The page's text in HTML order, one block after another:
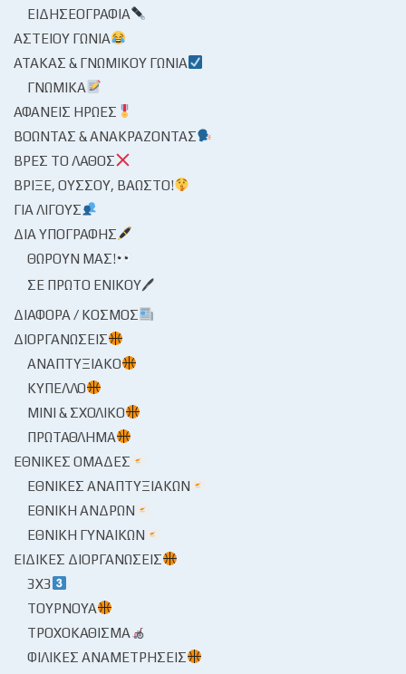
ΕΙΔΗΣΕΟΓΡΑΦΊΑ
ΑΣΤΕΊΟΥ ΓΩΝΊΑ
ΑΤΆΚΑΣ & ΓΝΩΜΙΚΟΎ ΓΩΝΊΑ
ΓΝΩΜΙΚΆ
ΑΦΑΝΕΊΣ ΉΡΩΕΣ
ΒΟΏΝΤΑΣ & ΑΝΑΚΡΆΖΟΝΤΑΣ
ΒΡΕΣ ΤΟ ΛΆΘΟΣ
ΒΡΊΞΕ, ΟΎΣΣΟΥ, ΒΆΩΣΤΟ!
ΓΙΑ ΛΊΓΟΥΣ
ΔΙΑ ΥΠΟΓΡΑΦΉΣ
ΘΩΡΟΎΝ ΜΑΣ!
ΣΕ ΠΡΏΤΟ ΕΝΙΚΟΎ🖊
ΔΙΆΦΟΡΑ / ΚΌΣΜΟΣ
ΔΙΟΡΓΑΝΏΣΕΙΣ
ΑΝΑΠΤΥΞΙΑΚΌ
ΚΎΠΕΛΛΟ
ΜΊΝΙ & ΣΧΟΛΙΚΌ
ΠΡΩΤΆΘΛΗΜΑ
ΕΘΝΙΚΈΣ ΟΜΆΔΕΣ
ΕΘΝΙΚΈΣ ΑΝΑΠΤΥΞΙΑΚΏΝ
ΕΘΝΙΚΉ ΑΝΔΡΏΝ
ΕΘΝΙΚΉ ΓΥΝΑΙΚΏΝ
ΕΙΔΙΚΈΣ ΔΙΟΡΓΑΝΏΣΕΙΣ
3X3
ΤΟΥΡΝΟΥΆ
ΤΡΟΧΟΚΆΘΙΣΜΑ
ΦΙΛΙΚΈΣ ΑΝΑΜΕΤΡΉΣΕΙΣ